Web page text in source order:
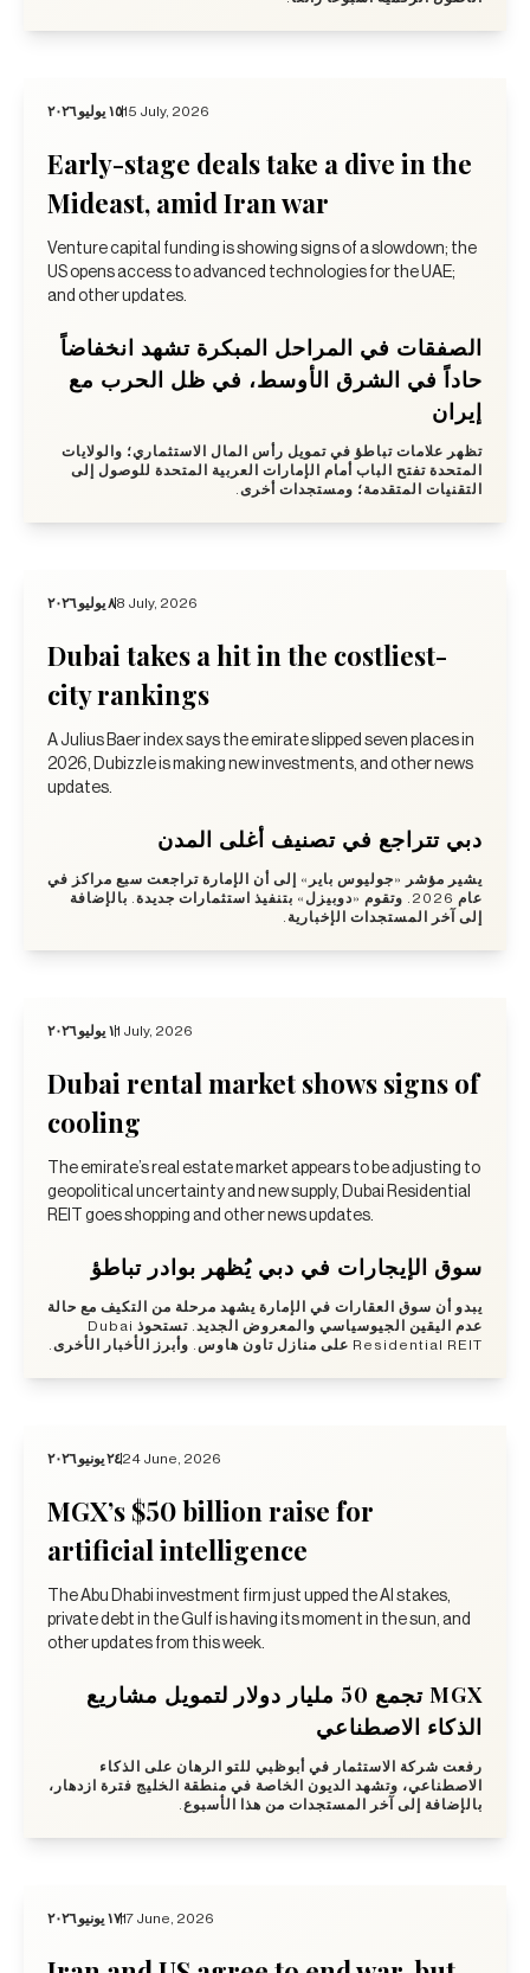
١٥ يوليو ٢٠٢٦15 July, 2026
Early-stage deals take a dive in the
Mideast, amid Iran war
Venture capital funding is showing signs of a slowdown; the
US opens access to advanced technologies for the UAE;
and other updates.
الصفقات في المراحل المبكرة تشهد انخفاضاً
حاداً في الشرق الأوسط، في ظل الحرب مع
إيران
تظهر علامات تباطؤ في تمويل رأس المال الاستثماري؛ والولايات
المتحدة تفتح الباب أمام الإمارات العربية المتحدة للوصول إلى
التقنيات المتقدمة؛ ومستجدات أخرى.
٨ يوليو ٢٠٢٦8 July, 2026
Dubai takes a hit in the costliest-
city rankings
A Julius Baer index says the emirate slipped seven places in
2026, Dubizzle is making new investments, and other news
updates.
دبي تتراجع في تصنيف أغلى المدن
يشير مؤشر «جوليوس باير» إلى أن الإمارة تراجعت سبع مراكز في
عام 2026. وتقوم «دوبيزل» بتنفيذ استثمارات جديدة. بالإضافة
إلى آخر المستجدات الإخبارية.
١ يوليو ٢٠٢٦1 July, 2026
Dubai rental market shows signs of
cooling
The emirate’s real estate market appears to be adjusting to
geopolitical uncertainty and new supply, Dubai Residential
REIT goes shopping and other news updates.
سوق الإيجارات في دبي يُظهر بوادر تباطؤ
يبدو أن سوق العقارات في الإمارة يشهد مرحلة من التكيف مع حالة
عدم اليقين الجيوسياسي والمعروض الجديد. تستحوذ Dubai
Residential REIT على منازل تاون هاوس. وأبرز الأخبار الأخرى.
٢٤ يونيو ٢٠٢٦24 June, 2026
MGX’s $50 billion raise for
artificial intelligence
The Abu Dhabi investment firm just upped the AI stakes,
private debt in the Gulf is having its moment in the sun, and
other updates from this week.
MGX تجمع 50 مليار دولار لتمويل مشاريع
الذكاء الاصطناعي
رفعت شركة الاستثمار في أبوظبي للتو الرهان على الذكاء
الاصطناعي، وتشهد الديون الخاصة في منطقة الخليج فترة ازدهار،
بالإضافة إلى آخر المستجدات من هذا الأسبوع.
١٧ يونيو ٢٠٢٦17 June, 2026